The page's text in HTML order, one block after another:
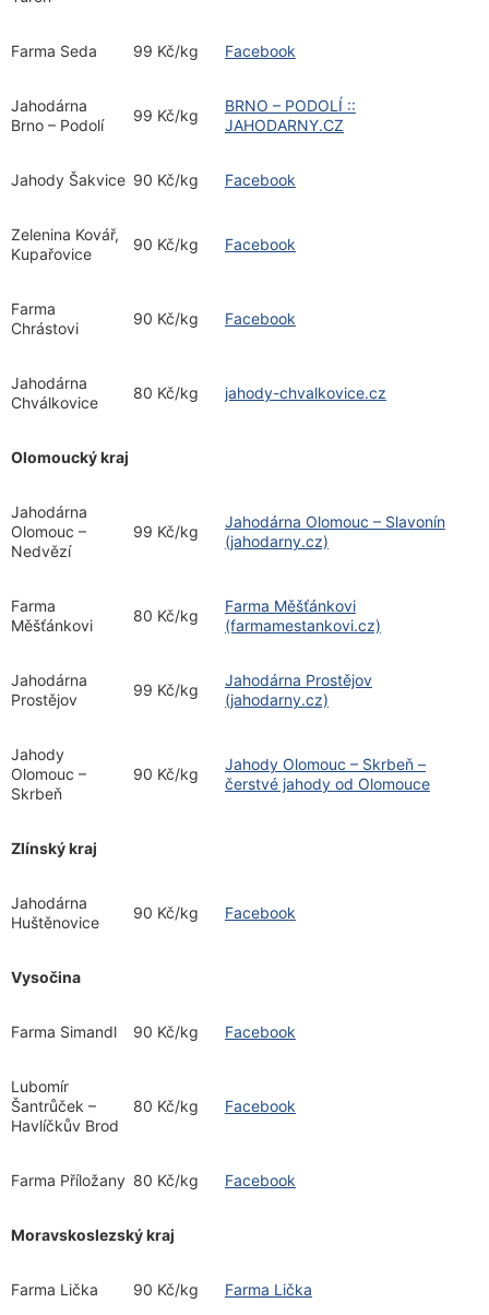
Farma Seda 99 Kč/kg Facebook
Jahodárna
Brno – Podolí
99 Kč/kg
BRNO – PODOLÍ ::
JAHODARNY.CZ
Jahody Šakvice 90 Kč/kg Facebook
Zelenina Kovář,
Kupařovice
90 Kč/kg Facebook
Farma
Chrástovi
90 Kč/kg Facebook
Jahodárna
Chválkovice
80 Kč/kg jahody-chvalkovice.cz
Olomoucký kraj
Jahodárna
Olomouc –
Nedvězí
99 Kč/kg
Jahodárna Olomouc – Slavonín
(jahodarny.cz)
Farma
Měšťánkovi
80 Kč/kg
Farma Měšťánkovi
(farmamestankovi.cz)
Jahodárna
Prostějov
99 Kč/kg
Jahodárna Prostějov
(jahodarny.cz)
Jahody
Olomouc –
Skrbeň
90 Kč/kg
Jahody Olomouc – Skrbeň –
čerstvé jahody od Olomouce
Zlínský kraj
Jahodárna
Huštěnovice
90 Kč/kg Facebook
Vysočina
Farma Simandl 90 Kč/kg Facebook
Lubomír
Šantrůček –
Havlíčkův Brod
80 Kč/kg Facebook
Farma Příložany 80 Kč/kg Facebook
Moravskoslezský kraj
Farma Lička 90 Kč/kg Farma Lička